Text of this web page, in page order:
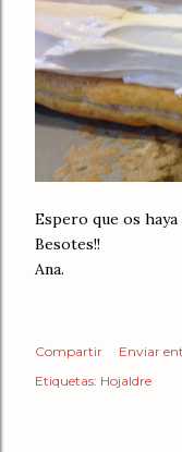
Espero que os haya
Besotes!!
Ana.
Compartir
Enviar
Etiquetas: Hojaldre